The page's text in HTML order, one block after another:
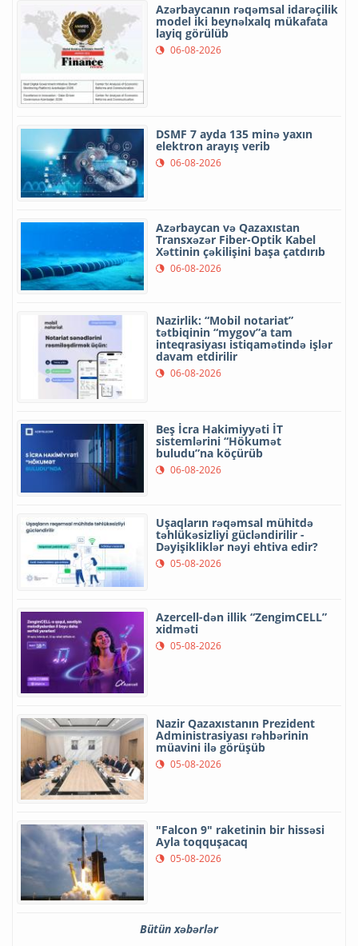
Azərbaycanın rəqəmsal idarəçilik
model iki beynəlxalq mükafata
layiq görülüb
06-08-2026
DSMF 7 ayda 135 minə yaxın
elektron arayış verib
06-08-2026
Azərbaycan və Qazaxıstan
Transxəzər Fiber-Optik Kabel
Xəttinin çəkilişini başa çatdırıb
06-08-2026
Nazirlik: “Mobil notariat”
tətbiqinin “mygov”a tam
inteqrasiyası istiqamətində işlər
davam etdirilir
06-08-2026
Beş İcra Hakimiyyəti İT
sistemlərini “Hökumət
buludu”na köçürüb
06-08-2026
Uşaqların rəqəmsal mühitdə
təhlükəsizliyi gücləndirilir -
Dəyişikliklər nəyi ehtiva edir?
05-08-2026
Azercell-dən illik “ZengimCELL”
xidməti
05-08-2026
Nazir Qazaxıstanın Prezident
Administrasiyası rəhbərinin
müavini ilə görüşüb
05-08-2026
"Falcon 9" raketinin bir hissəsi
Ayla toqquşacaq
05-08-2026
Bütün xəbərlər